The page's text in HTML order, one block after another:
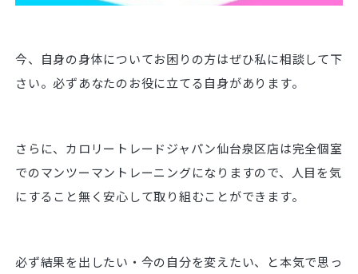
今、自身の身体についてお困りの方はぜひ私に相談して下
さい。必ずあなたのお役に立てる自身があります。
さらに、カロリートレードジャパン仙台泉区店は完全個室
でのマンツーマントレーニングになりますので、人目を気
にすること無く安心して取り組むことができます。
必ず結果を出したい・今の自分を変えたい、と本気で思っ